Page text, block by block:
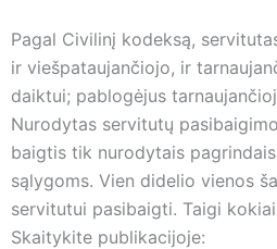
Pagal Civilinį kodeksą,
ir viešpataujančiojo, ir
daiktui; pablogėjus
Nurodytas servitutų
baigtis tik nurodytais
sąlygoms. Vien didelio vienos
servitutui pasibaigti. Taigi
Skaitykite publikacijoje: